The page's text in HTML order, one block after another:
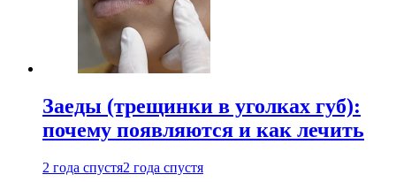
Заеды (трещинки в уголках губ):
почему появляются и как лечить
2 года спустя2 года спустя